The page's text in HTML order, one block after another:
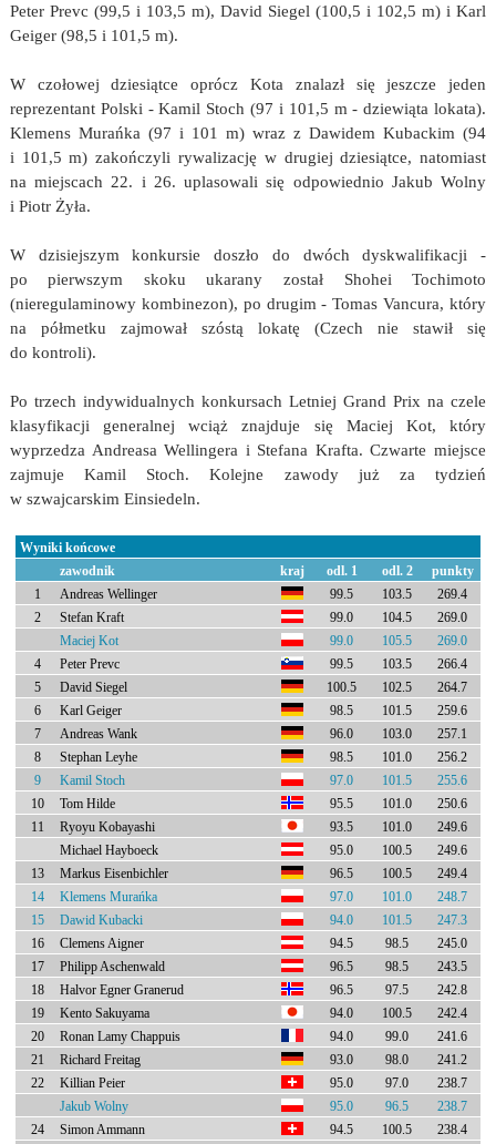
Peter Prevc (99,5 i 103,5 m), David Siegel (100,5 i 102,5 m) i Karl
Geiger (98,5 i 101,5 m).
W czołowej dziesiątce oprócz Kota znalazł się jeszcze jeden
reprezentant Polski - Kamil Stoch (97 i 101,5 m - dziewiąta lokata).
Klemens Murańka (97 i 101 m) wraz z Dawidem Kubackim (94
i 101,5 m) zakończyli rywalizację w drugiej dziesiątce, natomiast
na miejscach 22. i 26. uplasowali się odpowiednio Jakub Wolny
i Piotr Żyła.
W dzisiejszym konkursie doszło do dwóch dyskwalifikacji -
po pierwszym skoku ukarany został Shohei Tochimoto
(nieregulaminowy kombinezon), po drugim - Tomas Vancura, który
na półmetku zajmował szóstą lokatę (Czech nie stawił się
do kontroli).
Po trzech indywidualnych konkursach Letniej Grand Prix na czele
klasyfikacji generalnej wciąż znajduje się Maciej Kot, który
wyprzedza Andreasa Wellingera i Stefana Krafta. Czwarte miejsce
zajmuje Kamil Stoch. Kolejne zawody już za tydzień
w szwajcarskim Einsiedeln.
Wyniki końcowe
zawodnik
kraj odl. 1 odl. 2
punkty
1
Andreas Wellinger 99.5 103.5
269.4
2
Stefan Kraft 99.0 104.5
269.0
Maciej Kot
99.0 105.5
269.0
4
Peter Prevc 99.5 103.5
266.4
5
David Siegel 100.5 102.5
264.7
6
Karl Geiger 98.5 101.5
259.6
7
Andreas Wank 96.0 103.0
257.1
8
Stephan Leyhe 98.5 101.0
256.2
9
Kamil Stoch 97.0 101.5
255.6
10
Tom Hilde 95.5 101.0
250.6
11
Ryoyu Kobayashi 93.5 101.0
249.6
Michael Hayboeck
95.0 100.5
249.6
13
Markus Eisenbichler 96.5 100.5
249.4
14
Klemens Murańka 97.0 101.0
248.7
15
Dawid Kubacki 94.0 101.5
247.3
16
Clemens Aigner 94.5 98.5
245.0
17
Philipp Aschenwald 96.5 98.5
243.5
18
Halvor Egner Granerud 96.5 97.5
242.8
19
Kento Sakuyama 94.0 100.5
242.4
20
Ronan Lamy Chappuis 94.0 99.0
241.6
21
Richard Freitag 93.0 98.0
241.2
22
Killian Peier 95.0 97.0
238.7
Jakub Wolny
95.0 96.5
238.7
24
Simon Ammann 94.5 100.5 238.4